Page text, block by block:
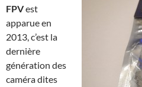
FPVest
apparue en
2013, c’est la
dernière
génération des
caméra dites